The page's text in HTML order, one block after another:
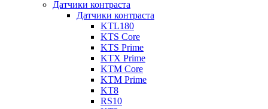
Датчики контраста
Датчики контраста
KTL180
KTS Core
KTS Prime
KTX Prime
KTM Core
KTM Prime
KT8
RS10